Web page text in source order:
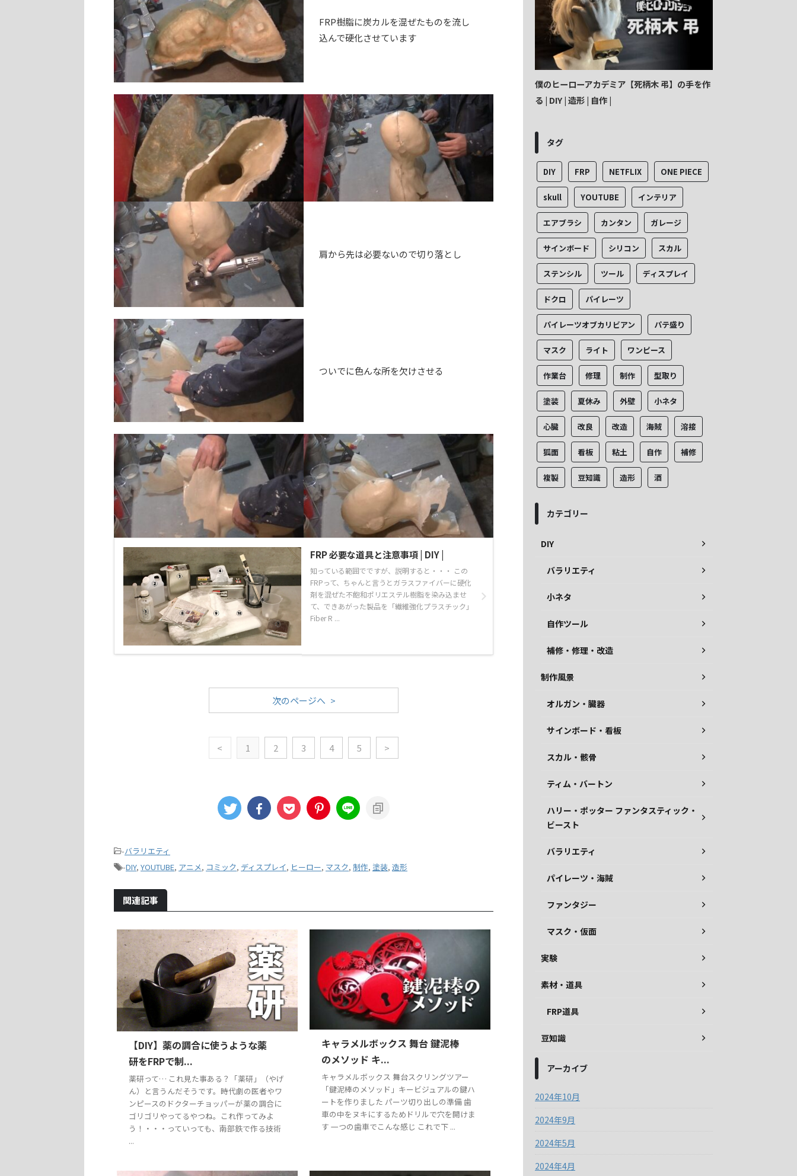
FRP樹脂に炭カルを混ぜたものを流し
込んで硬化させています
肩から先は必要ないので切り落とし
ついでに色んな所を欠けさせる
FRP 必要な道具と注意事項 | DIY |
知っている範囲でですが、説明すると・・・ この
FRPって、ちゃんと言うとガラスファイバーに硬化
剤を混ぜた不飽和ポリエステル樹脂を染み込ませ
て、できあがった製品を「繊維強化プラスチック」
Fiber R ...
次のページへ >
< 1 2 3 4 5 >
-バラリエティ
-DIY, YOUTUBE, アニメ, コミック, ディスプレイ, ヒーロー, マスク, 制作, 塗装, 造形
関連記事
【DIY】薬の調合に使うような薬
研をFRPで制...
薬研って… これ見た事ある？「薬研」（やげ
ん）と言うんだそうです。時代劇の医者やワ
ンピースのドクターチョッパーが薬の調合に
ゴリゴリやってるやつね。これ作ってみよ
う！・・・っていっても、南部鉄で作る技術
...
キャラメルボックス 舞台 鍵泥棒
のメソッド キ...
キャラメルボックス 舞台スクリングツアー
「鍵泥棒のメソッド」キービジュアルの鍵ハ
ートを作りました パーツ切り出しの準備 歯
車の中をヌキにするためドリルで穴を開けま
す 一つの歯車でこんな感じ これで下 ...
僕のヒーローアカデミア【死柄木 弔】の手を作
る | DIY | 造形 | 自作 |
タグ
DIY FRP NETFLIX ONE PIECE
skull YOUTUBE インテリア
エアブラシ カンタン ガレージ
サインボード シリコン スカル
ステンシル ツール ディスプレイ
ドクロ パイレーツ
パイレーツオブカリビアン パテ盛り
マスク ライト ワンピース
作業台 修理 制作 型取り
塗装 夏休み 外壁 小ネタ
心臓 改良 改造 海賊 溶接
狐面 看板 粘土 自作 補修
複製 豆知識 造形 酒
カテゴリー
DIY
バラリエティ
小ネタ
自作ツール
補修・修理・改造
制作風景
オルガン・臓器
サインボード・看板
スカル・骸骨
ティム・バートン
ハリー・ポッター ファンタスティック・
ビースト
バラリエティ
パイレーツ・海賊
ファンタジー
マスク・仮面
実験
素材・道具
FRP道具
豆知識
アーカイブ
2024年10月
2024年9月
2024年5月
2024年4月